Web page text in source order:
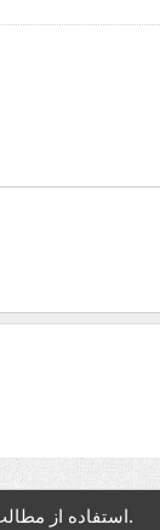
استفاده از مطالب این سایت بدون ذکر منبع مجاز می باشد.